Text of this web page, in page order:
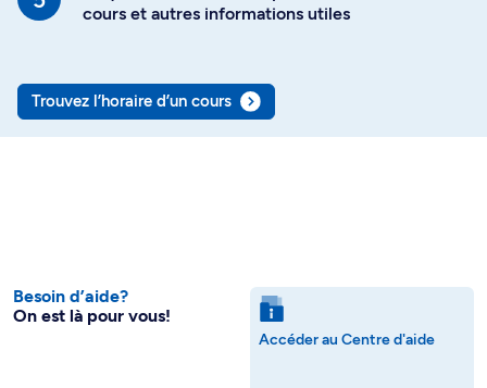
cours et autres informations utiles
Trouvez l’horaire d’un cours
Besoin d’aide?
On est là pour vous!
Accéder au Centre d'aide